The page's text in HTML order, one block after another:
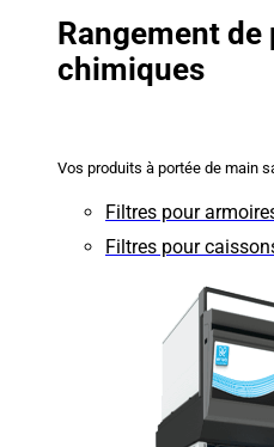
Rangement
chimiques
Vos produits à portée de main
Filtres pour
Filtres pour